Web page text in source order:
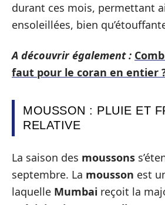
durant ces mois, permettant
ensoleillées, bien
A découvrir également :
faut pour le coran en entier
MOUSSON : PLUIE ET
RELATIVE
La saison des moussons
septembre. La mousson est
laquelle Mumbai reçoit la